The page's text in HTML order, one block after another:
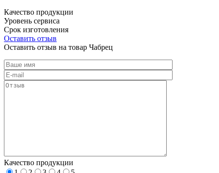
Качество продукции
Уровень сервиса
Срок изготовления
Оставить отзыв
Оставить отзыв на товар Чабрец
Качество продукции